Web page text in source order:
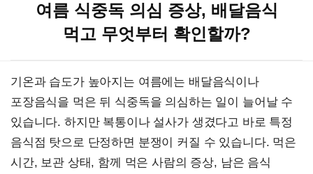
여름 식중독 의심 증상, 배달음식
먹고 무엇부터 확인할까?
기온과 습도가 높아지는 여름에는 배달음식이나
포장음식을 먹은 뒤 식중독을 의심하는 일이 늘어날 수
있습니다. 하지만 복통이나 설사가 생겼다고 바로 특정
음식점 탓으로 단정하면 분쟁이 커질 수 있습니다. 먹은
시간, 보관 상태, 함께 먹은 사람의 증상, 남은 음식